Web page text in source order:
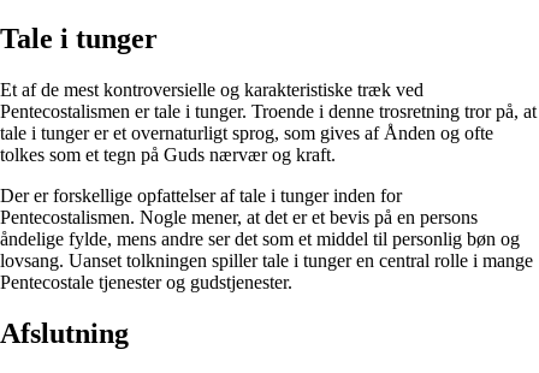
Tale i tunger
Et af de mest kontroversielle og karakteristiske træk ved
Pentecostalismen er tale i tunger. Troende i denne trosretning tror på, at
tale i tunger er et overnaturligt sprog, som gives af Ånden og ofte
tolkes som et tegn på Guds nærvær og kraft.
Der er forskellige opfattelser af tale i tunger inden for
Pentecostalismen. Nogle mener, at det er et bevis på en persons
åndelige fylde, mens andre ser det som et middel til personlig bøn og
lovsang. Uanset tolkningen spiller tale i tunger en central rolle i mange
Pentecostale tjenester og gudstjenester.
Afslutning